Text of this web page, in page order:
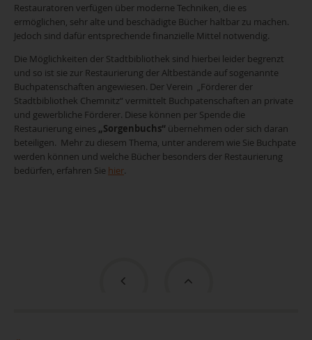
Restauratoren verfügen über moderne Techniken, die es
ermöglichen, sehr alte und beschädigte Bücher haltbar zu machen.
Jedoch sind dafür entsprechende finanzielle Mittel notwendig.
Die Möglichkeiten der Stadtbibliothek sind hierbei leider begrenzt
und so ist sie zur Restaurierung der Altbestände auf sogenannte
Buchpatenschaften angewiesen. Der Verein „Förderer der
Stadtbibliothek Chemnitz“ vermittelt Buchpatenschaften an private
und gewerbliche Förderer. Diese können per Spende die
Restaurierung eines „Sorgenbuchs“ übernehmen oder sich daran
beteiligen. Mehr zu diesem Thema, unter anderem wie Sie Buchpate
werden können und welche Bücher besonders der Restaurierung
bedürfen, erfahren Sie hier.